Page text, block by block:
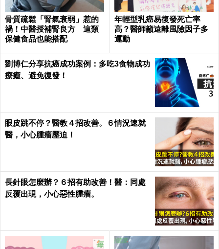
骨質疏鬆「腎氣衰弱」惹的
禍！中醫授補腎良方 這類
保健食品也能搭配
年輕型乳癌易復發死亡率
高？醫師籲遠離風險因子多
運動
劉博仁分享抗癌成功案例：多吃3食物成功
療癒、避免復發！
眼皮跳不停？醫教４招改善。６情況速就
醫，小心腫瘤壓迫！
長針眼怎麼辦？６招有助改善！醫：同處
反覆出現，小心惡性腫瘤。